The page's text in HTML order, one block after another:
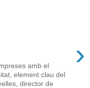
›
amb el
element clau del
director de